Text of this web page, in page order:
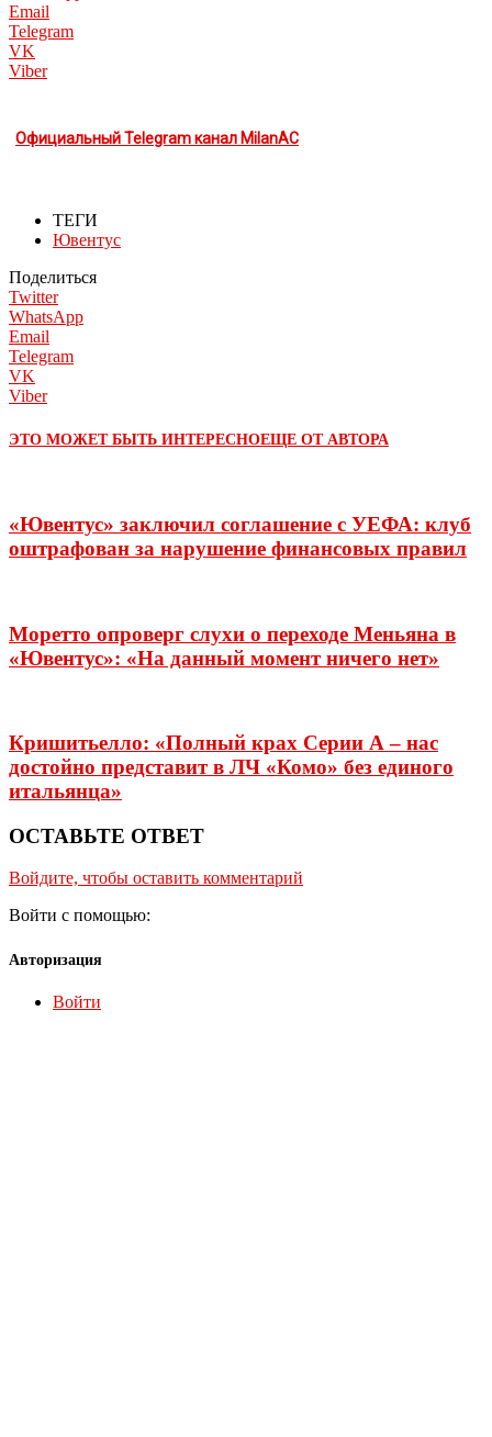
Email
Telegram
VK
Viber
Официальный Telegram канал MilanAC
ТЕГИ
Ювентус
Поделиться
Twitter
WhatsApp
Email
Telegram
VK
Viber
ЭТО МОЖЕТ БЫТЬ ИНТЕРЕСНОЕЩЕ ОТ АВТОРА
«Ювентус» заключил соглашение с УЕФА: клуб
оштрафован за нарушение финансовых правил
Моретто опроверг слухи о переходе Меньяна в
«Ювентус»: «На данный момент ничего нет»
Кришитьелло: «Полный крах Серии А – нас
достойно представит в ЛЧ «Комо» без единого
итальянца»
ОСТАВЬТЕ ОТВЕТ
Войдите, чтобы оставить комментарий
Войти с помощью:
Авторизация
Войти